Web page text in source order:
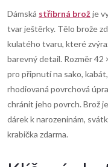
Dámská stříbrná brož je
tvar ještěrky. Tělo brože
kulatého tvaru, které
barevný detail. Rozměr
pro připnutí na sako,
rhodiovaná povrchová
chránit jeho povrch. Brož
dárek k narozeninám,
krabička zdarma.